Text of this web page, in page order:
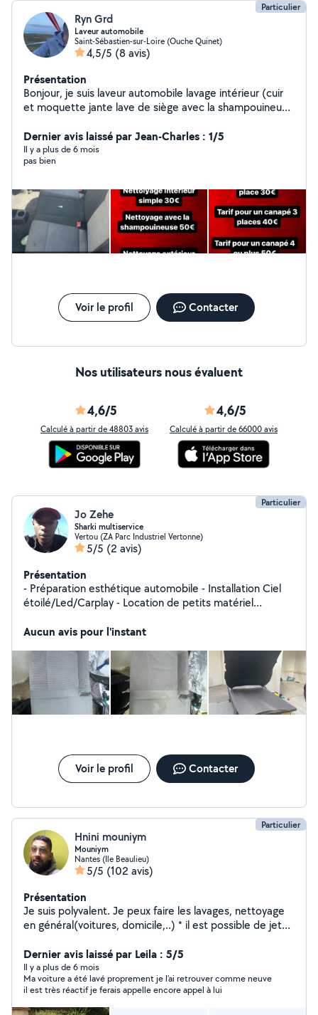
Particulier
Ryn Grd
Laveur automobile
Saint-Sébastien-sur-Loire (Ouche Quinet)
4,5/5 (8 avis)
Présentation
Bonjour, je suis laveur automobile lavage intérieur (cuir
et moquette jante lave de siège avec la shampouineuse
Dernier avis laissé par Jean-Charles : 1/5
Il y a plus de 6 mois
pas bien
Voir le profil Contacter
Nos utilisateurs nous évaluent
4,6/5
Calculé à partir de 48803 avis
4,6/5
Calculé à partir de 66000 avis
Particulier
Jo Zehe
Sharki multiservice
Vertou (ZA Parc Industriel Vertonne)
5/5 (2 avis)
Présentation
- Préparation esthétique automobile - Installation Ciel
étoilé/Led/Carplay - Location de petits matériel
matelas)
Aucun avis pour l'instant
Voir le profil Contacter
Particulier
Hnini mouniym
Mouniym
Nantes (Ile Beaulieu)
5/5 (102 avis)
Présentation
Je suis polyvalent. Je peux faire les lavages, nettoyage
en général(voitures, domicile,..) * il est possible de jeter
déménagement . N'hésitez pas à me contacter
Dernier avis laissé par Leila : 5/5
Il y a plus de 6 mois
Ma voiture a été lavé proprement je l’ai retrouver comme neuve
il est très réactif je ferais appelle encore appel à lui